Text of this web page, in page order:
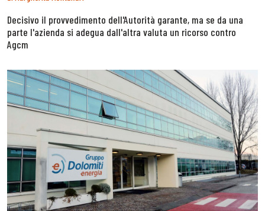
Decisivo il provvedimento dell'Autorità garante, ma se da una
parte l'azienda si adegua dall'altra valuta un ricorso contro
Agcm